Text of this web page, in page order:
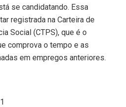
se candidatando. Essa
registrada na Carteira de
Social (CTPS), que é o
comprova o tempo e as
em empregos anteriores.
1